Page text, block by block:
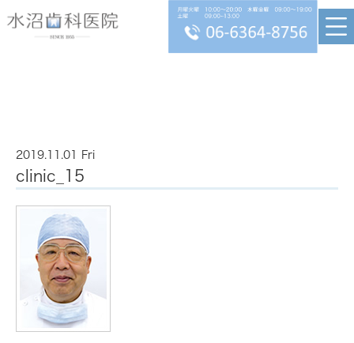
2019.11.01 Fri
clinic_15